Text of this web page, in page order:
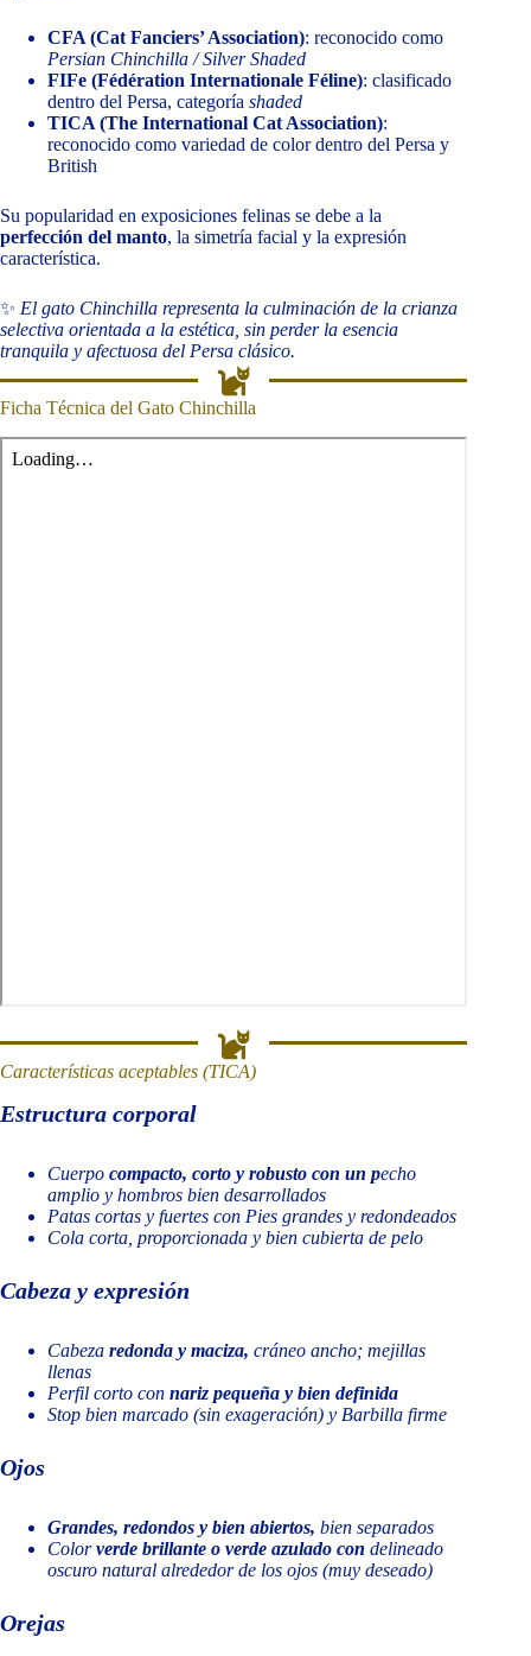
CFA (Cat Fanciers’ Association): reconocido como
Persian Chinchilla / Silver Shaded
FIFe (Fédération Internationale Féline): clasificado
dentro del Persa, categoría shaded
TICA (The International Cat Association):
reconocido como variedad de color dentro del Persa y
British
Su popularidad en exposiciones felinas se debe a la
perfección del manto, la simetría facial y la expresión
característica.
✨ El gato Chinchilla representa la culminación de la crianza
selectiva orientada a la estética, sin perder la esencia
tranquila y afectuosa del Persa clásico.
Ficha Técnica del Gato Chinchilla
Características aceptables (TICA)
Estructura corporal
Cuerpo compacto, corto y robusto con un pecho
amplio y hombros bien desarrollados
Patas cortas y fuertes con Pies grandes y redondeados
Cola corta, proporcionada y bien cubierta de pelo
Cabeza y expresión
Cabeza redonda y maciza, cráneo ancho; mejillas
llenas
Perfil corto con nariz pequeña y bien definida
Stop bien marcado (sin exageración) y Barbilla firme
Ojos
Grandes, redondos y bien abiertos, bien separados
Colorverde brillante o verde azulado con delineado
oscuro natural alrededor de los ojos (muy deseado)
Orejas